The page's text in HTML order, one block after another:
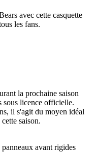
avec cette casquette
les fans.
la prochaine saison
sous licence officielle.
il s'agit du moyen idéal
saison.
avant rigides